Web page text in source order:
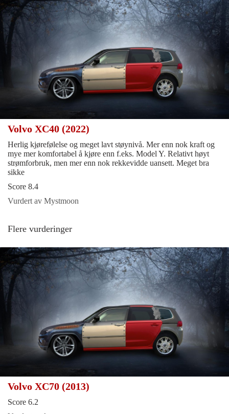
Volvo XC40 (2022)
Herlig kjørefølelse og meget lavt støynivå. Mer enn nok kraft og
mye mer komfortabel å kjøre enn f.eks. Model Y. Relativt høyt
strømforbruk, men mer enn nok rekkevidde uansett. Meget bra
sikke
Score 8.4
Vurdert av Mystmoon
Flere vurderinger
Volvo XC70 (2013)
Score 6.2